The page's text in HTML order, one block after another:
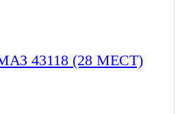
43118 (28 МЕСТ)